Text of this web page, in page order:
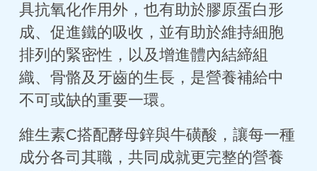
具抗氧化作用外，也有助於膠原蛋白形
成、促進鐵的吸收，並有助於維持細胞
排列的緊密性，以及增進體內結締組
織、骨骼及牙齒的生長，是營養補給中
不可或缺的重要一環。
維生素C搭配酵母鋅與牛磺酸，讓每一種
成分各司其職，共同成就更完整的營養